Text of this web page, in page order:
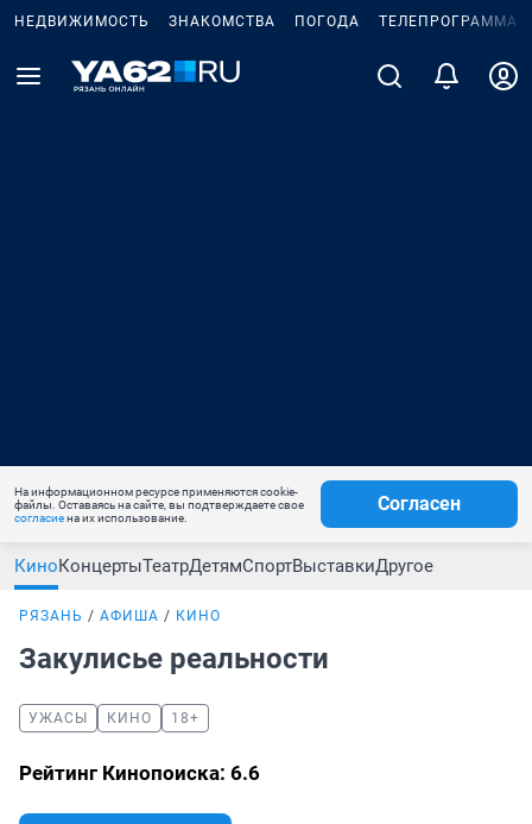
НЕДВИЖИМОСТЬ ЗНАКОМСТВА ПОГОДА ТЕЛЕПРОГРАММА
На информационном ресурсе применяются cookie-
файлы. Оставаясь на сайте, вы подтверждаете свое
согласиена их использование.
Согласен
КиноКонцертыТеатрДетямСпортВыставкиДругое
РЯЗАНЬ АФИША КИНО
Закулисье реальности
УЖАСЫ КИНО 18+
Рейтинг Кинопоиска: 6.6